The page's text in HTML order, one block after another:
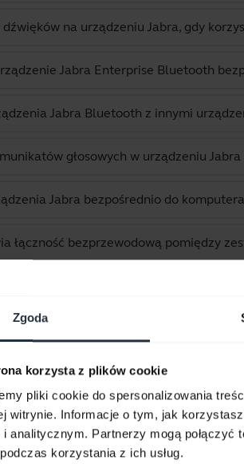
Zgoda
korzysta z plików cookie
pliki cookie do spersonalizowania
witrynie. Informacje o tym, jak
i analitycznym. Partnerzy mogą
korzystania z ich usług.
na urządzeniu Jabra, gdy
Jabra Enterprise Bluetooth
Jabra Bluetooth z innymi
głosowych w urządzeniu Jabra
Jabra bezpośrednio do
łączność bezprzewodową pomiędzy
pytań dotyczących Jabra